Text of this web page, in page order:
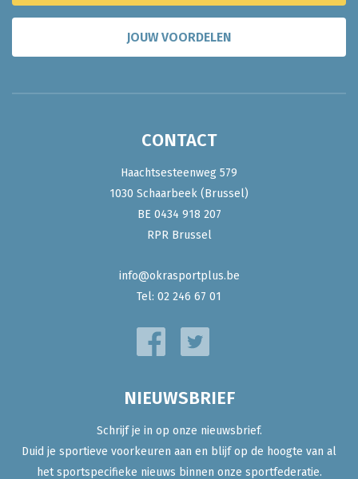
JOUW VOORDELEN
CONTACT
Haachtsesteenweg 579
1030 Schaarbeek (Brussel)
BE 0434 918 207
RPR Brussel
info@okrasportplus.be
Tel: 02 246 67 01
NIEUWSBRIEF
Schrijf je in op onze nieuwsbrief.
Duid je sportieve voorkeuren aan en blijf op de hoogte van al
het sportspecifieke nieuws binnen onze sportfederatie.